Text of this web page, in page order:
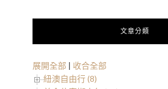
文章分類
展開全部 | 收合全部
紐澳自由行 (8)